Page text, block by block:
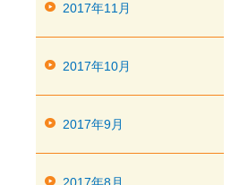
2017年11月
2017年10月
2017年9月